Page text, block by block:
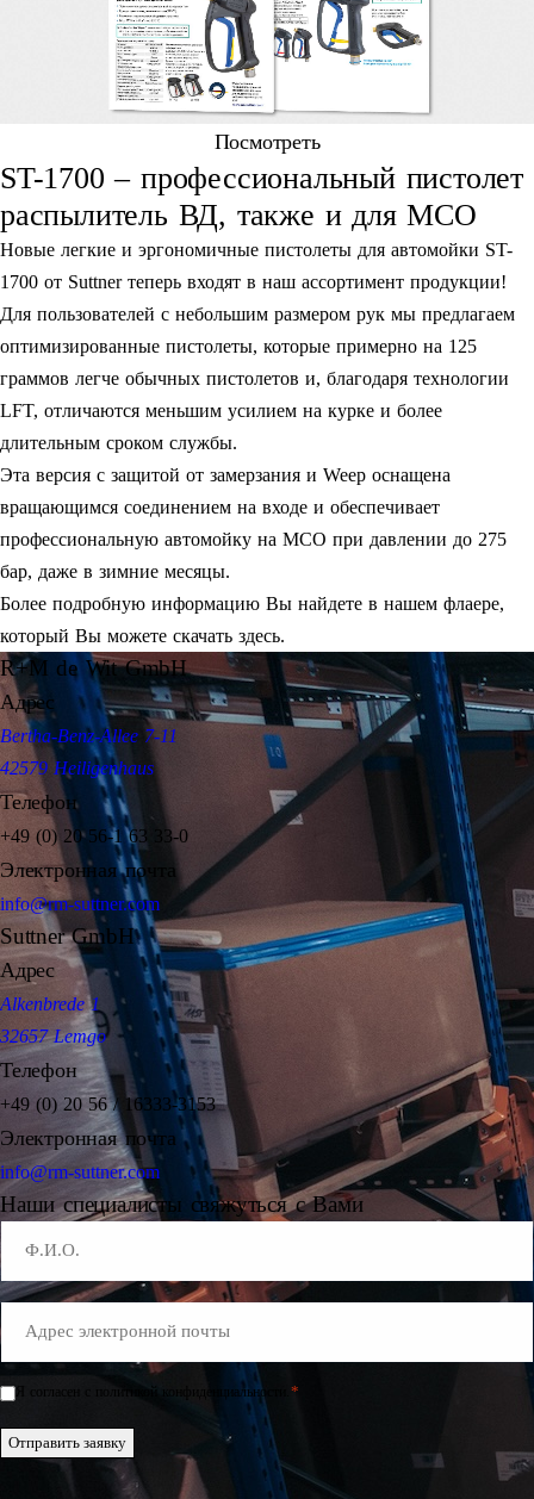
Посмотреть
ST-1700 – профессиональный пистолет
распылитель ВД, также и для МСО
Новые легкие и эргономичные пистолеты для автомойки ST-
1700 от Suttner теперь входят в наш ассортимент продукции!
Для пользователей с небольшим размером рук мы предлагаем
оптимизированные пистолеты, которые примерно на 125
граммов легче обычных пистолетов и, благодаря технологии
LFT, отличаются меньшим усилием на курке и более
длительным сроком службы.
Эта версия с защитой от замерзания и Weep оснащена
вращающимся соединением на входе и обеспечивает
профессиональную автомойку на МСО при давлении до 275
бар, даже в зимние месяцы.
Более подробную информацию Вы найдете в нашем флаере,
который Вы можете скачать здесь.
R+M de Wit GmbH
Адрес
Bertha-Benz-Allee 7-11
42579 Heiligenhaus
Телефон
+49 (0) 20 56-1 63 33-0
Электронная почта
info@rm-suttner.com
Suttner GmbH
Адрес
Alkenbrede 1
32657 Lemgo
Телефон
+49 (0) 20 56 / 16333-3153
Электронная почта
info@rm-suttner.com
Наши специалисты свяжуться с Вами
Mail
Einwilligung
Я согласен с политикой конфиденциальности. *
Отправить заявку